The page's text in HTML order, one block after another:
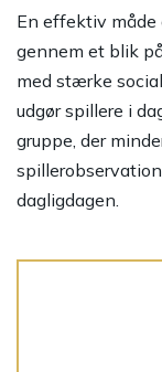
En effektiv måde
gennem et blik
med stærke
udgør spillere i
gruppe, der
dagligdagen.